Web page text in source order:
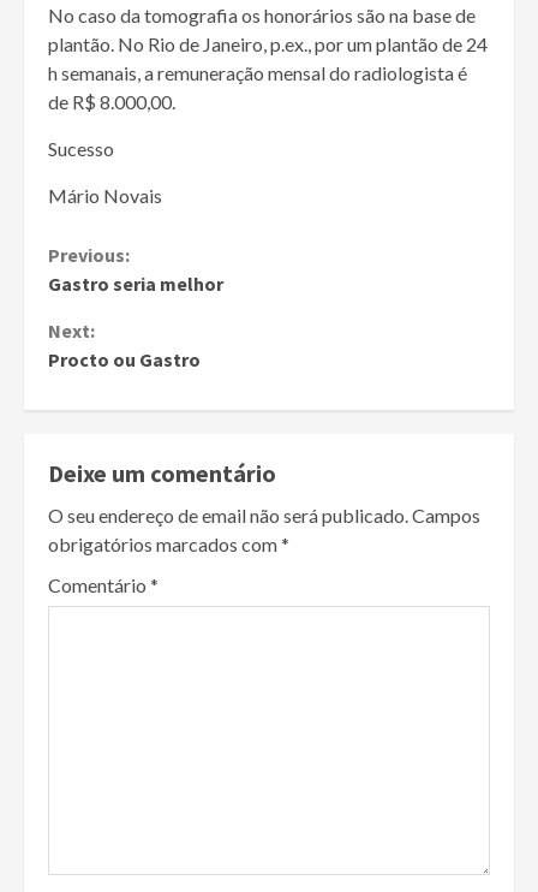
No caso da tomografia os honorários são na base de
plantão. No Rio de Janeiro, p.ex., por um plantão de 24
h semanais, a remuneração mensal do radiologista é
de R$ 8.000,00.
Sucesso
Mário Novais
Continue
Previous:
Gastro seria melhor
Next:
Procto ou Gastro
Deixe um comentário
O seu endereço de email não será publicado.Campos
obrigatórios marcados com*
Comentário *